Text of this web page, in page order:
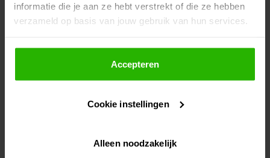
informatie die je aan ze hebt verstrekt of die ze hebben
verzameld op basis van jouw gebruik van hun services.
Als je op "Accepteer" klikt, dan geef je Voordeeluitjes.nl
toestemming om cookies voor social media en
gepersonaliseerde advertenties te plaatsen.
Lees hier meer over in onsprivacybeleid
Via "Cookie instellingen" kun je ook zelf instellen welke
Accepteren
Cookie instellingen
Alleen noodzakelijk
information).